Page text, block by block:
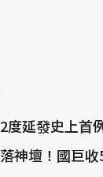
度延發史上首
神壇！國巨